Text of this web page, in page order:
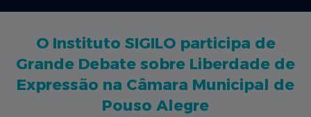
O Instituto SIGILO participa de
Grande Debate sobre Liberdade de
Expressão na Câmara Municipal de
Pouso Alegre